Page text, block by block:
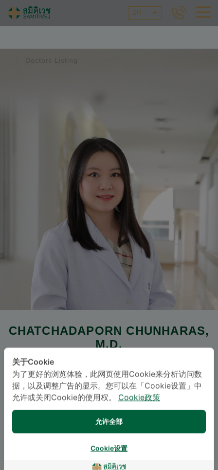
ZH
CHATCHADAPORN CHUNHARAS,
M.D.
三美泰素坤逸医院
Specialties: Dermatology-
语言
关于Cookie
为了更好的浏览体验，此网页使用Cookie来分析访问数
据，以及调整广告的显示。您可以在「Cookie设置」中
允许或关闭Cookie的使用权。
Cookie政策
允许全部
Cookie设置